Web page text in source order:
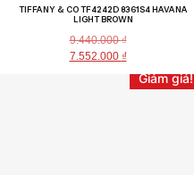
TIFFANY & CO TF4242D 8361S4 HAVANA
LIGHT BROWN
9.440.000₫
7.552.000 ₫
Giảm giá!